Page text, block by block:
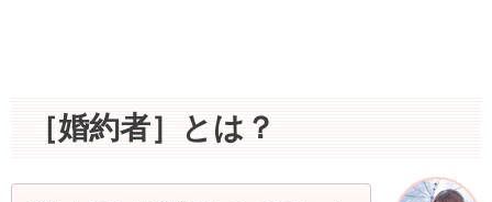
［婚約者］とは？